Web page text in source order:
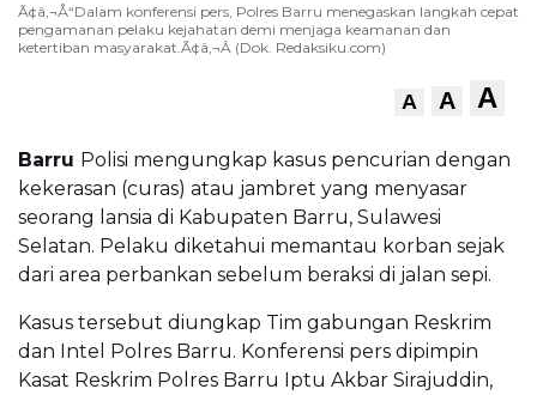
Ã¢â‚¬Å“Dalam konferensi pers, Polres Barru menegaskan langkah cepat
pengamanan pelaku kejahatan demi menjaga keamanan dan
ketertiban masyarakat.Ã¢â‚¬Â (Dok. Redaksiku.com)
A A A
Barru Polisi mengungkap kasus pencurian dengan
kekerasan (curas) atau jambret yang menyasar
seorang lansia di Kabupaten Barru, Sulawesi
Selatan. Pelaku diketahui memantau korban sejak
dari area perbankan sebelum beraksi di jalan sepi.
Kasus tersebut diungkap Tim gabungan Reskrim
dan Intel Polres Barru. Konferensi pers dipimpin
Kasat Reskrim Polres Barru Iptu Akbar Sirajuddin,